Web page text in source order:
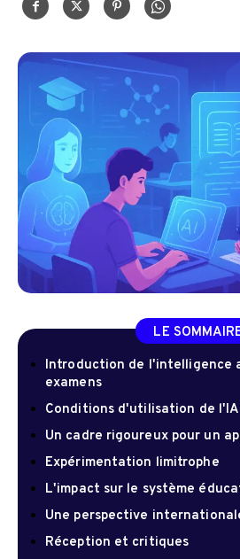
LE
Introduction de l'intelligence
examens
Conditions d'utilisation de l'IA
Un cadre rigoureux pour un
Expérimentation limitrophe
L'impact sur le système
Une perspective
Réception et critiques